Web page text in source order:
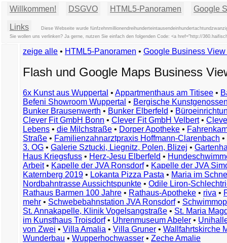
Willkommen! DSGVO HTML5-Panoramen Google
Links
Diese Webseite wurde
Sie wollen uns verlinken? Ja gerne, nutzen Sie einfach den folgenden Code: <a href="http://
zeige alle • HTML5-Panoramen • Google Business
Flash und Google Maps Business
6x Kunst aus Wuppertal • Appartmenthaus am Titisee •
Befeni Showroom Wuppertal • Bergische
Bunker Brausenwerth • Bunker Elberfeld •
Clever Fit GmbH Bonn • Clever Fit GmbH Velbert•
Lebens • die Milchstraße • Dorper Apotheke •
Straße • Familienzahnarztpraxis Hoffmann-Clarenbach •
3. OG • Galerie Sztucki, Liegnitz, Polen, Blizej •
Haus Kriegsfuss • Herz-Jesu Elberfeld •
Arbeit• Kapelle der JVA Ronsdorf• Kapelle der JVA
Katernberg 2019 • Lokanta Pizza Pasta • Maria im
Nordbahntrasse Aussichtspunkte • Odile Liron-
Rathaus Barmen 100 Jahre • Rathaus-Apotheke • riva •
mehr • Schwebebahnstation JVA Ronsdorf•
St. Annakapelle, Klinik Vogelsangstraße • St. Maria
im Kunsthaus Troisdorf• Uhrenmuseum Abeler •
von Zwei • Villa Amalia • Villa Gruner • Wallfahrtskirche
Wunderbau • Wupperhochwasser • Zeche Amalie